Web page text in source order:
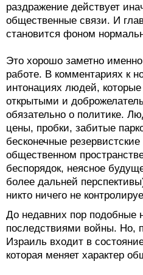
раздражение действует
общественные связи. И
становится фоном
Это хорошо заметно
работе. В комментариях к
интонациях людей,
открытыми и
обязательно о политике.
цены, пробки, забитые
бесконечные
общественном
беспорядок, неясное
более дальней
никто ничего не
До недавних пор подобные
последствиями войны. Но,
Израиль входит в
которая меняет характер